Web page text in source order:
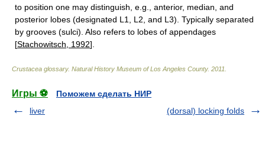
to position one may distinguish, e.g., anterior, median, and
posterior lobes (designated L1, L2, and L3). Typically separated
by grooves (sulci). Also refers to lobes of appendages
[Stachowitsch, 1992].
Crustacea glossary. Natural History Museum of Los Angeles County. 2011
Игры ⚽
Поможем сделать НИР
liver
(dorsal) locking folds